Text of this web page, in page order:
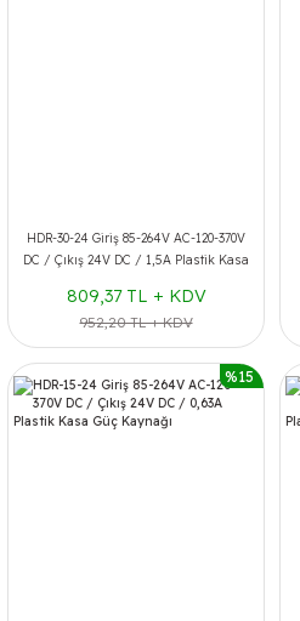
HDR-30-24 Giriş 85-264V AC-120-370V
DC / Çıkış 24V DC / 1,5A Plastik Kasa
809,37 TL + KDV
952,20 TL + KDV
%15